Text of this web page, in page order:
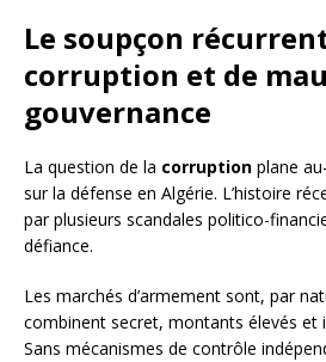
Le soupçon
corruption et de
gouvernance
La question de la corruption plane
sur la défense en Algérie. L’histoire
par plusieurs scandales politico-
défiance.
Les marchés d’armement sont, par
combinent secret, montants élevés et
Sans mécanismes de contrôle